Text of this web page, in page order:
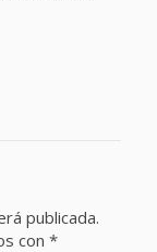
publicada.
con *